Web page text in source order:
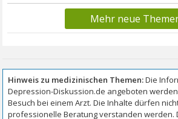
Mehr neue